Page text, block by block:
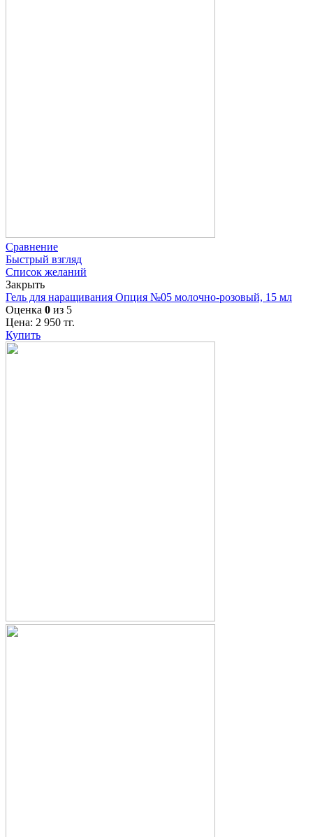
Сравнение
Быстрый взгляд
Список желаний
Закрыть
Гель для наращивания Опция №05 молочно-розовый, 15 мл
Оценка 0 из 5
Цена: 2 950 тг.
Купить